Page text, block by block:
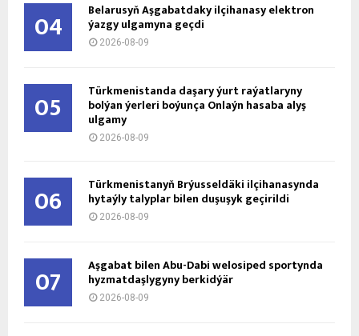
04 Belarusyň Aşgabatdaky ilçihanasy elektron
ýazgy ulgamyna geçdi
2026-08-09
05 Türkmenistanda daşary ýurt raýatlaryny
bolýan ýerleri boýunça Onlaýn hasaba alyş
ulgamy
2026-08-09
06 Türkmenistanyň Brýusseldäki ilçihanasynda
hytaýly talyplar bilen duşuşyk geçirildi
2026-08-09
07 Aşgabat bilen Abu-Dabi welosiped sportynda
hyzmatdaşlygyny berkidýär
2026-08-09